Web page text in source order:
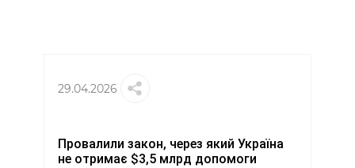
29.04.2026
Провалили закон, через який Україна
не отримає $3,5 млрд допомоги